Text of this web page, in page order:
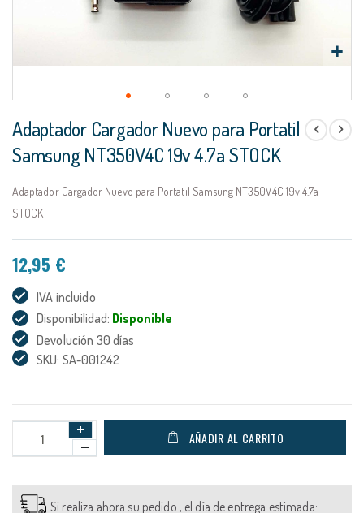
al
comienzo
de
galería
de
Adaptador Cargador Nuevo para Portatil
Samsung NT350V4C 19v 4.7a STOCK
Adaptador Cargador Nuevo para Portatil Samsung NT350V4C 19v 4.7a
STOCK
12,95 €
IVA incluido
Disponibilidad: Disponible
Devolución 30 días
SKU: SA-001242
AÑADIR AL CARRITO
Si realiza ahora su pedido , el día de entrega estimada: